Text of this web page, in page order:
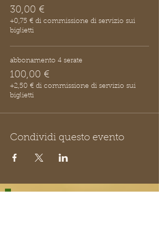
30,00 €
+0,75 € di commissione di servizio sui
biglietti
abbonamento 4 serate
100,00 €
+2,50 € di commissione di servizio sui
biglietti
Condividi questo evento